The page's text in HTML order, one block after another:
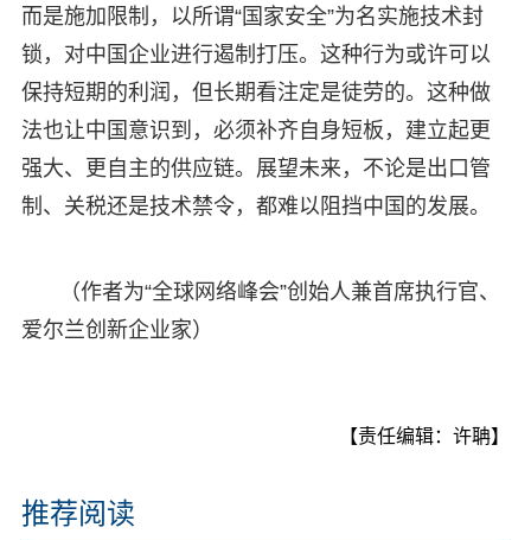
而是施加限制，以所谓“国家安全”为名实施技术封
锁，对中国企业进行遏制打压。这种行为或许可以
保持短期的利润，但长期看注定是徒劳的。这种做
法也让中国意识到，必须补齐自身短板，建立起更
强大、更自主的供应链。展望未来，不论是出口管
制、关税还是技术禁令，都难以阻挡中国的发展。
（作者为“全球网络峰会”创始人兼首席执行官、
爱尔兰创新企业家）
【责任编辑：许聃】
推荐阅读